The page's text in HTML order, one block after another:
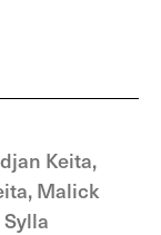
Keita,
Malick